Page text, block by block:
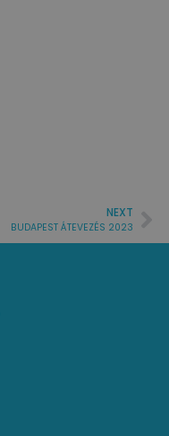
NEXT
BUDAPEST ÁTEVEZÉS 2023